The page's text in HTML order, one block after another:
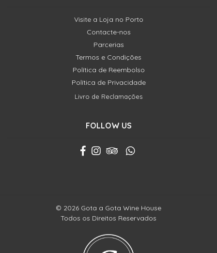
Visite a Loja no Porto
Contacte-nos
Parcerias
Termos e Condições
Política de Reembolso
Política de Privacidade
Livro de Reclamações
FOLLOW US
© 2026 Gota a Gota Wine House
Todos os Direitos Reservados